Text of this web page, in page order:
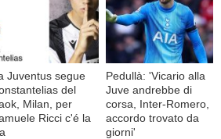
Juventus segue
del
Milan, per
Ricci c'é la
Pedullà: 'Vicario alla
Juve andrebbe di
corsa, Inter-Romero,
accordo trovato da
giorni'